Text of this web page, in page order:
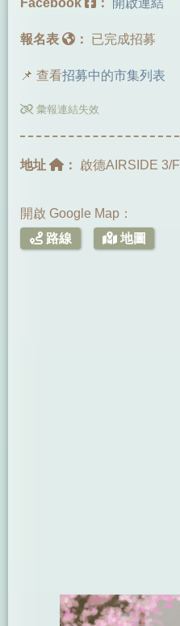
Facebook ： 開啟連結
報名表 ： 已完成招募
📌 查看招募中的市集列表
彙報連結失效
地址 ： 啟德AIRSIDE 3/
開啟 Google Map：
路線
地圖